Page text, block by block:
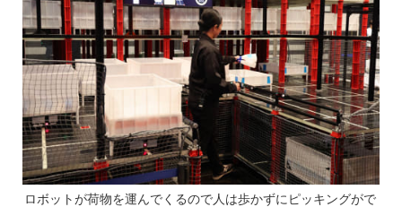
ロボットが荷物を運んでくるので人は歩かずにピッキングがで